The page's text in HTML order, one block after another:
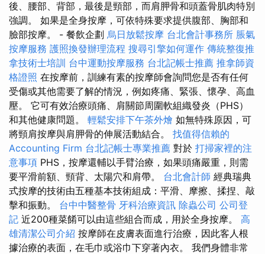
後、腰部、背部，最後是頸部，而肩胛骨和頭蓋骨肌肉特別
強調。 如果是全身按摩，可依特殊要求提供腹部、胸部和
臉部按摩。 - 餐飲企劃 烏日放鬆按摩 台北會計事務所 脹氣
按摩服務 護照換發辦理流程 搜尋引擎如何運作 傳統整復推
拿技術士培訓 台中運動按摩服務 台北記帳士推薦 推拿師資
格證照 在按摩前，訓練有素的按摩師會詢問您是否有任何
受傷或其他需要了解的情況，例如疼痛、緊張、懷孕、高血
壓。 它可有效治療頭痛、肩關節周圍軟組織發炎（PHS）
和其他健康問題。 輕鬆安排下午茶外燴 如無特殊原因，可
將頸肩按摩與肩胛骨的伸展活動結合。 找值得信賴的
Accounting Firm 台北記帳士專業推薦 對於 打掃家裡的注
意事項 PHS，按摩還輔以手臂治療，如果頭痛嚴重，則需
要平滑前額、頸背、太陽穴和肩帶。 台北會計師 經典瑞典
式按摩的技術由五種基本技術組成：平滑、摩擦、揉捏、敲
擊和振動。 台中中醫整骨 牙科治療資訊 除蟲公司 公司登
記 近200種菜餚可以由這些組合而成，用於全身按摩。 高
雄清潔公司介紹 按摩師在皮膚表面進行治療，因此客人根
據治療的表面，在毛巾或浴巾下穿著內衣。 我們身體非常